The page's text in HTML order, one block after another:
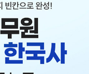
울 이유가 없다는 말을
암기하고 기억하는 것
못할 것이고, 이제는 생
도래되었다고 강조한다.
사 능력 검정 시험 강의